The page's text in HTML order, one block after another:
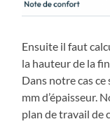
Ensuite il faut
la hauteur de la
Dans notre cas
mm d’épaisseur.
plan de travail de